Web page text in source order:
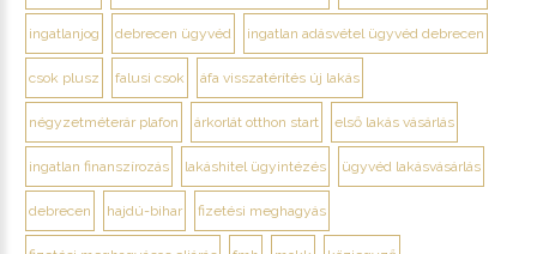
ingatlanjog debrecen ügyvéd ingatlan adásvétel ügyvéd debrecen
csok plusz falusi csok áfa visszatérítés új lakás
négyzetméterár plafon árkorlát otthon start első lakás vásárlás
ingatlan finanszírozás lakáshitel ügyintézés ügyvéd lakásvásárlás
debrecen hajdú-bihar fizetési meghagyás